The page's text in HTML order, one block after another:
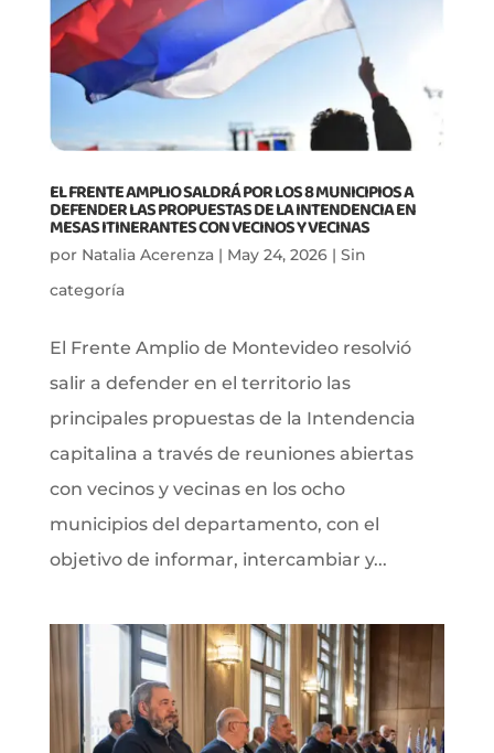
EL FRENTE AMPLIO SALDRÁ POR LOS 8 MUNICIPIOS A
DEFENDER LAS PROPUESTAS DE LA INTENDENCIA EN
MESAS ITINERANTES CON VECINOS Y VECINAS
por Natalia Acerenza| May 24, 2026| Sin
categoría
El Frente Amplio de Montevideo resolvió
salir a defender en el territorio las
principales propuestas de la Intendencia
capitalina a través de reuniones abiertas
con vecinos y vecinas en los ocho
municipios del departamento, con el
objetivo de informar, intercambiar y...